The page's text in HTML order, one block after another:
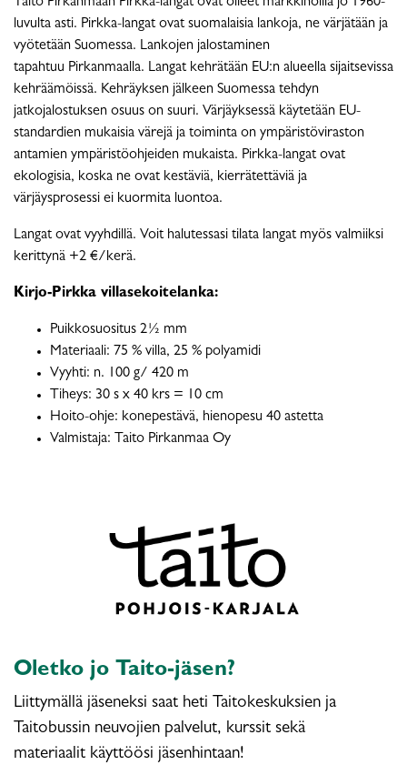
luvulta asti. Pirkka-langat ovat suomalaisia lankoja, ne värjätään ja
vyötetään Suomessa. Lankojen jalostaminen
tapahtuu Pirkanmaalla. Langat kehrätään EU:n alueella sijaitsevissa
kehräämöissä. Kehräyksen jälkeen Suomessa tehdyn
jatkojalostuksen osuus on suuri. Värjäyksessä käytetään EU-
standardien mukaisia värejä ja toiminta on ympäristöviraston
antamien ympäristöohjeiden mukaista. Pirkka-langat ovat
ekologisia, koska ne ovat kestäviä, kierrätettäviä ja
värjäysprosessi ei kuormita luontoa.
Langat ovat vyyhdillä. Voit halutessasi tilata langat myös valmiiksi
kerittynä +2 €/kerä.
Kirjo-Pirkka villasekoitelanka:
Puikkosuositus 2½ mm
Materiaali: 75 % villa, 25 % polyamidi
Vyyhti: n. 100 g/ 420 m
Tiheys: 30 s x 40 krs = 10 cm
Hoito-ohje: konepestävä, hienopesu 40 astetta
Valmistaja: Taito Pirkanmaa Oy
Oletko jo Taito-jäsen?
Liittymällä jäseneksi saat heti Taitokeskuksien ja
Taitobussin neuvojien palvelut, kurssit sekä
materiaalit käyttöösi jäsenhintaan!